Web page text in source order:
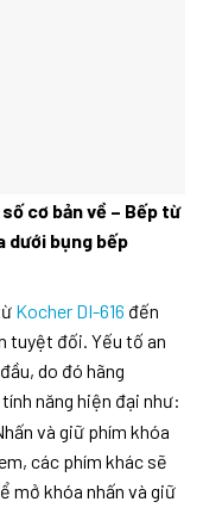
cơ bản về – Bếp từ
dưới bụng bếp
Kocher DI-616 đến
tuyệt đối. Yếu tố an
do đó hãng
năng hiện đại như:
và giữ phím khóa
các phím khác sẽ
mở khóa nhấn và giữ